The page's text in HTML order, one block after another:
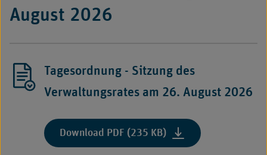
August 2026
Tagesordnung - Sitzung des
Verwaltungsrates am 26. August 2026
Download PDF (235 KB)